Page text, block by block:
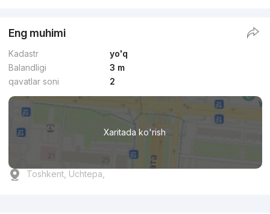
Eng muhimi
Kadastr
yo'q
Balandligi
3 m
qavatlar soni
2
Xaritada ko'rish
Toshkent, Uchtepa,